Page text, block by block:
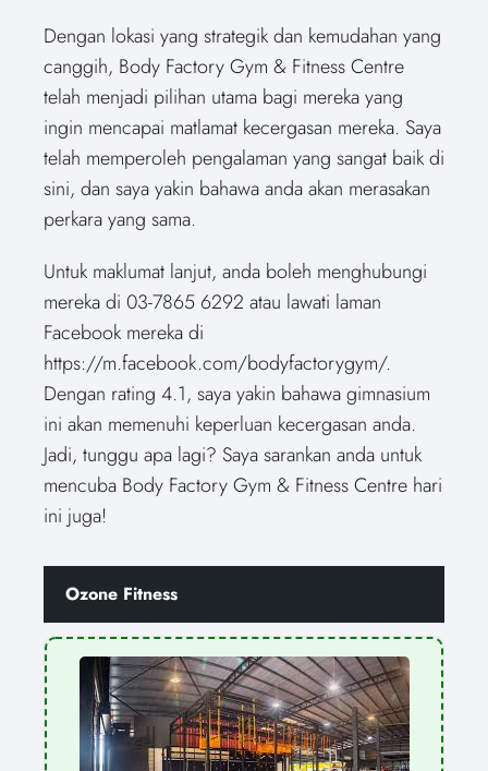
Dengan lokasi yang strategik dan kemudahan yang
canggih, Body Factory Gym & Fitness Centre
telah menjadi pilihan utama bagi mereka yang
ingin mencapai matlamat kecergasan mereka. Saya
telah memperoleh pengalaman yang sangat baik di
sini, dan saya yakin bahawa anda akan merasakan
perkara yang sama.
Untuk maklumat lanjut, anda boleh menghubungi
mereka di 03-7865 6292 atau lawati laman
Facebook mereka di
https://m.facebook.com/bodyfactorygym/.
Dengan rating 4.1, saya yakin bahawa gimnasium
ini akan memenuhi keperluan kecergasan anda.
Jadi, tunggu apa lagi? Saya sarankan anda untuk
mencuba Body Factory Gym & Fitness Centre hari
ini juga!
Ozone Fitness